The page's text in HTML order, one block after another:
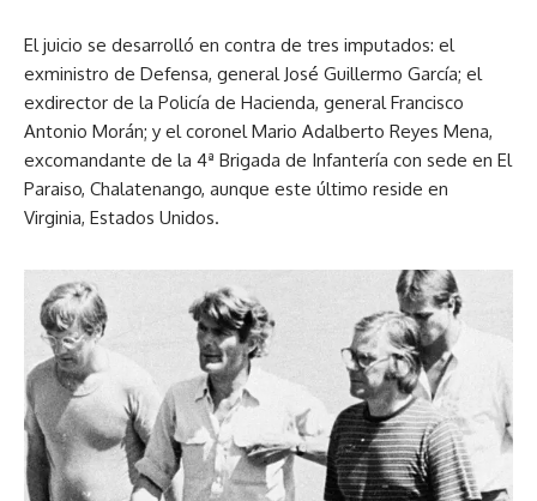
El juicio se desarrolló en contra de tres imputados: el
exministro de Defensa, general José Guillermo García; el
exdirector de la Policía de Hacienda, general Francisco
Antonio Morán; y el coronel Mario Adalberto Reyes Mena,
excomandante de la 4ª Brigada de Infantería con sede en El
Paraiso, Chalatenango, aunque este último reside en
Virginia, Estados Unidos.